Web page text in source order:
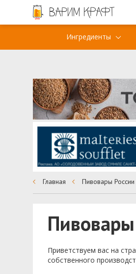
Ингредиенты
Главная Пивовары России
Пивовары
Приветствуем ваc на
собственного